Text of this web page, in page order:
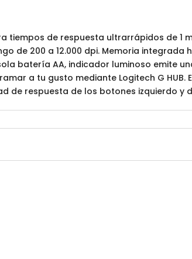
de respuesta ultrarrápidos de 1
de 200 a 12.000 dpi. Memoria
batería AA, indicador luminoso emite
a tu gusto mediante Logitech G HUB.
de respuesta de los botones izquierdo y